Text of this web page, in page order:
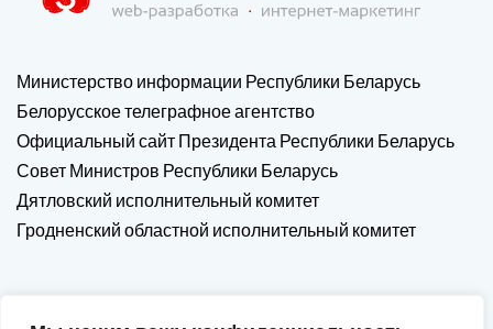
Министерство информации Республики Беларусь
Белорусское телеграфное агентство
Официальный сайт Президента Республики Беларусь
Совет Министров Республики Беларусь
Дятловский исполнительный комитет
Гродненский областной исполнительный комитет